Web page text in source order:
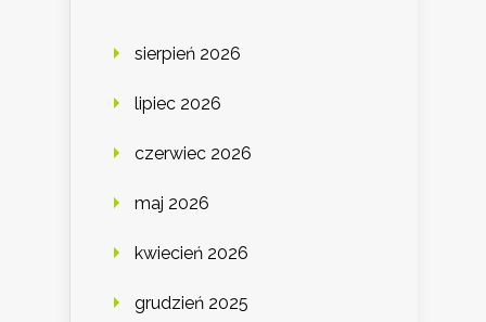
sierpień 2026
lipiec 2026
czerwiec 2026
maj 2026
kwiecień 2026
grudzień 2025